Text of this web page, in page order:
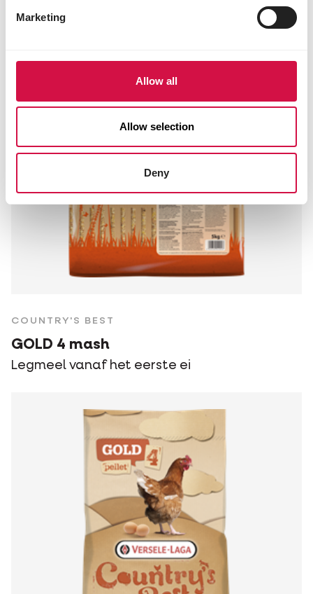
Marketing
Allow all
Allow selection
Deny
COUNTRY'S BEST
GOLD 4 mash
Legmeel vanaf het eerste ei